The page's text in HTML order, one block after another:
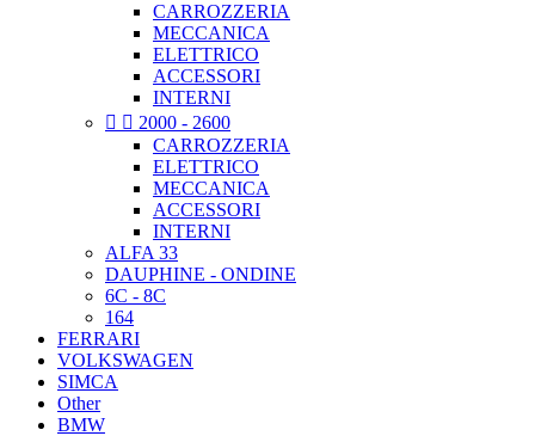
CARROZZERIA
MECCANICA
ELETTRICO
ACCESSORI
INTERNI
  2000 - 2600
CARROZZERIA
ELETTRICO
MECCANICA
ACCESSORI
INTERNI
ALFA 33
DAUPHINE - ONDINE
6C - 8C
164
FERRARI
VOLKSWAGEN
SIMCA
Other
BMW